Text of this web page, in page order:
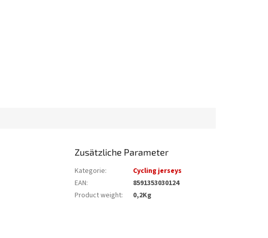
Zusätzliche Parameter
Kategorie:
Cycling jerseys
EAN:
8591353030124
Product weight: 0,2Kg